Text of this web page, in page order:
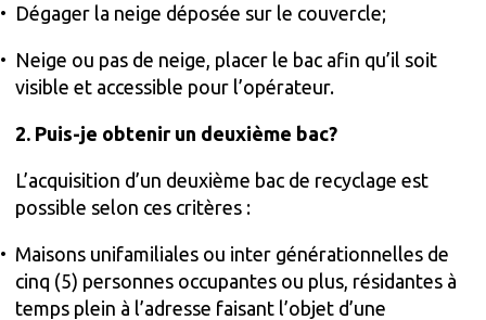
Dégager la neige déposée sur le couvercle;
Neige ou pas de neige, placer le bac afin qu’il soit
visible et accessible pour l’opérateur.
2. Puis-je obtenir un deuxième bac?
L’acquisition d’un deuxième bac de recyclage est
possible selon ces critères :
Maisons unifamiliales ou inter générationnelles de
cinq (5) personnes occupantes ou plus, résidantes à
temps plein à l’adresse faisant l’objet d’une